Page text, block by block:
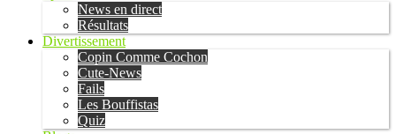
News en direct
Résultats
Divertissement
Copin Comme Cochon
Cute-News
Fails
Les Bouffistas
Quiz